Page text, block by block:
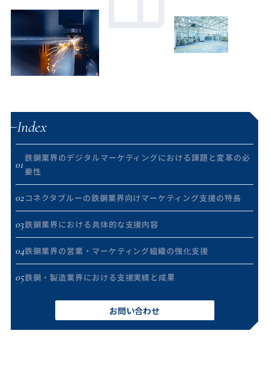
Index
01
鉄鋼業界のデジタルマーケティングにおける課題と変革の必
要性
02コネクタブルーの鉄鋼業界向けマーケティング支援の特長
03鉄鋼業界における具体的な支援内容
04鉄鋼業界の営業・マーケティング組織の強化支援
05鉄鋼・製造業界における支援実績と成果
お問い合わせ